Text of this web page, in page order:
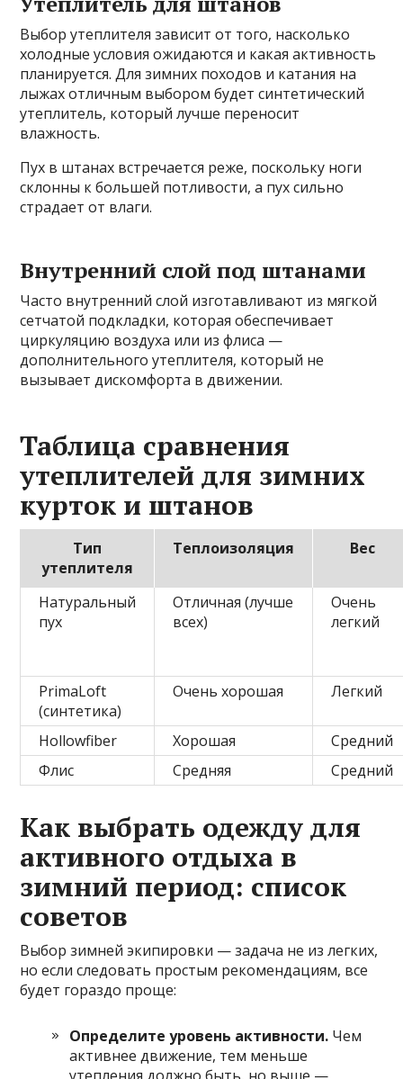
Выбор утеплителя зависит от того, насколько
холодные условия ожидаются и какая активность
планируется. Для зимних походов и катания на
лыжах отличным выбором будет синтетический
утеплитель, который лучше переносит
влажность.
Пух в штанах встречается реже, поскольку ноги
склонны к большей потливости, а пух сильно
страдает от влаги.
Внутренний слой под штанами
Часто внутренний слой изготавливают из мягкой
сетчатой подкладки, которая обеспечивает
циркуляцию воздуха или из флиса —
дополнительного утеплителя, который не
вызывает дискомфорта в движении.
Таблица сравнения
утеплителей для зимних
курток и штанов
Тип
утеплителя
Теплоизоляция Вес
Натуральный
пух
Отличная (лучше
всех)
Очень
легкий
PrimaLoft
(синтетика)
Очень хорошая Легкий
Hollowfiber Хорошая
Средний
Флис
Средняя Средний
Как выбрать одежду для
активного отдыха в
зимний период: список
советов
Выбор зимней экипировки — задача не из легких,
но если следовать простым рекомендациям, все
будет гораздо проще:
Определите уровень активности. Чем
активнее движение, тем меньше